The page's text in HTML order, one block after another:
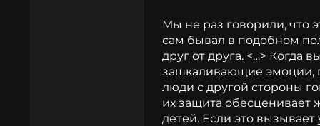
Мы не раз говорили, что
сам бывал в подобном
друг от друга. <…> Когда
зашкаливающие эмоции,
люди с другой стороны
их защита
детей. Если это вызывает